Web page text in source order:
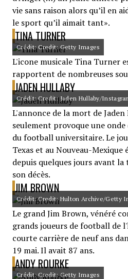
vie sans raison alors qu’il en
le sport qu’il aimait tant».
TINA TURNER
Crédit: Credit: Getty Images
L'icone musicale Tina Turner
rapportent de nombreuses
JADEN HULLABY
Crédit: Credit: Jaden Hullaby/
L'annonce de la mort de
seulement provoque une
du football universitaire. Le
Texas et au Nouveau-
depuis quelques jours avant
son décès.
JIM BROWN
Crédit: Credit: Hulton Archive/Getty
Le grand Jim Brown, vénéré
grands joueurs de football de
courte carrière de neuf ans
19 mai. Il avait 87 ans.
ANDY ROURKE
Crédit: Credit: Getty Images